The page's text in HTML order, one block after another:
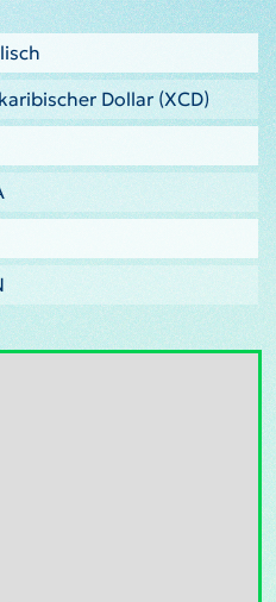
Dollar (XCD)